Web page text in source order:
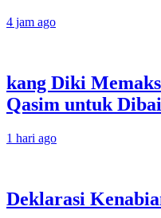
4 jam ago
kang Diki
Qasim untuk
1 hari ago
Deklarasi